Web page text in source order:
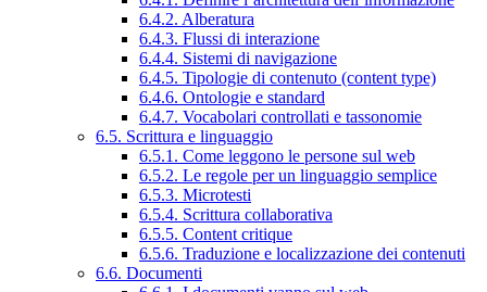
6.4.2. Alberatura
6.4.3. Flussi di interazione
6.4.4. Sistemi di navigazione
6.4.5. Tipologie di contenuto (content type)
6.4.6. Ontologie e standard
6.4.7. Vocabolari controllati e tassonomie
6.5. Scrittura e linguaggio
6.5.1. Come leggono le persone sul web
6.5.2. Le regole per un linguaggio semplice
6.5.3. Microtesti
6.5.4. Scrittura collaborativa
6.5.5. Content critique
6.5.6. Traduzione e localizzazione dei contenuti
6.6. Documenti